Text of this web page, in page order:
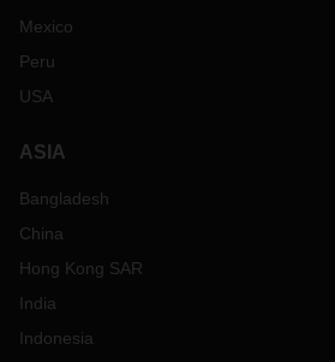
Mexico
Peru
USA
ASIA
Bangladesh
China
Hong Kong SAR
India
Indonesia